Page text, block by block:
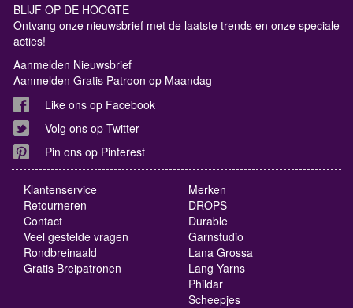
BLIJF OP DE HOOGTE
Ontvang onze nieuwsbrief met de laatste trends en onze speciale
acties!
Aanmelden Nieuwsbrief
Aanmelden Gratis Patroon op Maandag
Like ons op Facebook
Volg ons op Twitter
Pin ons op Pinterest
Klantenservice
Retourneren
Contact
Veel gestelde vragen
Rondbreinaald
Gratis Breipatronen
Merken
DROPS
Durable
Garnstudio
Lana Grossa
Lang Yarns
Phildar
Scheepjes